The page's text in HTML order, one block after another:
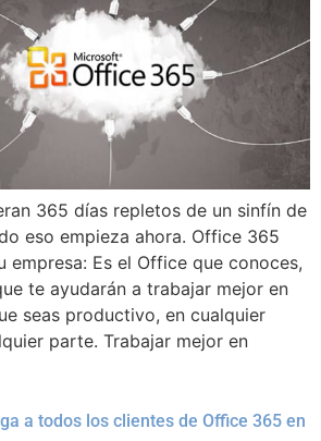
365 días repletos de un sinfín de
eso empieza ahora. Office 365
empresa: Es el Office que conoces,
te ayudarán a trabajar mejor en
seas productivo, en cualquier
parte. Trabajar mejor en
a todos los clientes de Office 365 en